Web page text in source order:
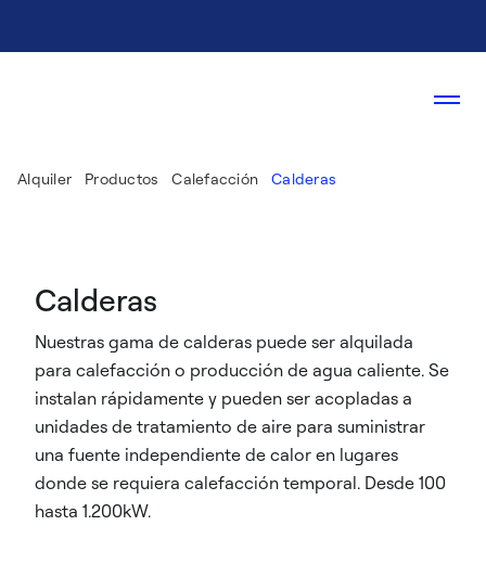
Alquiler Productos Calefacción Calderas
Calderas
Nuestras gama de calderas puede ser alquilada
para calefacción o producción de agua caliente. Se
instalan rápidamente y pueden ser acopladas a
unidades de tratamiento de aire para suministrar
una fuente independiente de calor en lugares
donde se requiera calefacción temporal. Desde 100
hasta 1.200kW.